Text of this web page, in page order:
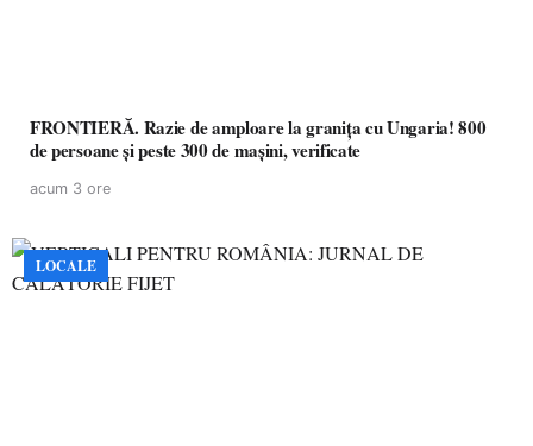
FRONTIERĂ. Razie de amploare la granița cu Ungaria! 800
de persoane și peste 300 de mașini, verificate
acum 3 ore
LOCALE